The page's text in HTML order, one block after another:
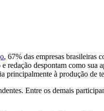
, 67% das empresas brasileiras
redação despontam como sua
principalmente à produção de
Entre os demais